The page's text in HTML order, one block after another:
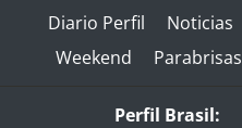
Diario Perfil Noticias
Weekend
Parabrisas
Perfil Brasil: